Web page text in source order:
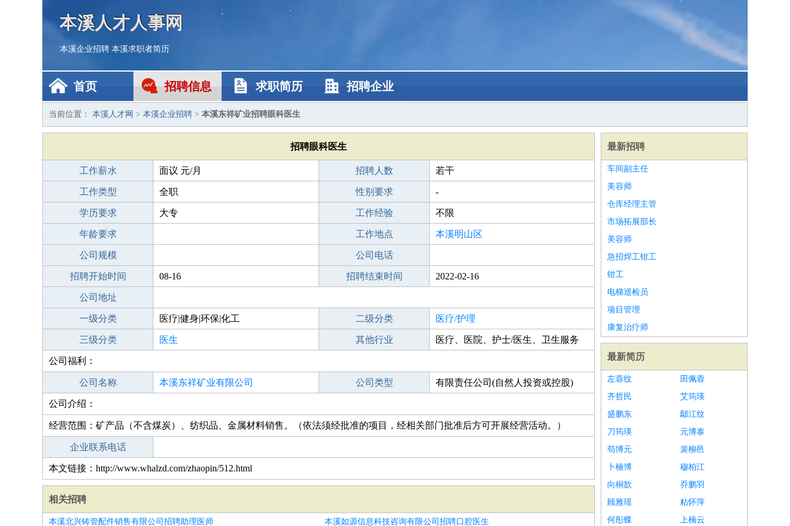
本溪人才人事网
本溪企业招聘 本溪求职者简历
首页 招聘信息 求职简历 招聘企业
当前位置： 本溪人才网 > 本溪企业招聘 > 本溪东祥矿业招聘眼科医生
招聘眼科医生
工作薪水 面议 元/月 招聘人数 若干
工作类型 全职 性别要求 -
学历要求 大专 工作经验 不限
年龄要求 工作地点 本溪明山区
公司规模 公司电话
招聘开始时间 08-16 招聘结束时间 2022-02-16
公司地址
一级分类 医疗|健身|环保|化工 二级分类 医疗/护理
三级分类 医生 其他行业 医疗、医院、护士/医生、卫生服务
公司福利：
公司名称 本溪东祥矿业有限公司 公司类型 有限责任公司(自然人投资或控股)
公司介绍：
经营范围：矿产品（不含煤炭）、纺织品、金属材料销售。（依法须经批准的项目，经相关部门批准后方可开展经营活动。）
企业联系电话
本文链接：http://www.whalzd.com/zhaopin/512.html
相关招聘
本溪北兴铸管配件销售有限公司招聘助理医师 本溪如源信息科技咨询有限公司招聘口腔医生
最新招聘
车间副主任
美容师
仓库经理主管
市场拓展部长
美容师
急招焊工钳工
钳工
电梯巡检员
项目管理
康复治疗师
最新简历
左蓉纹
田佩蓉
齐哲民
艾筠瑛
盛鹏东
鄢江纹
刀筠瑛
元博泰
苟博元
裴柳邑
卜楠博
穆柏江
向桐歆
乔鹏羽
顾雅瑶
粘怀萍
何彤蝶
上楠云